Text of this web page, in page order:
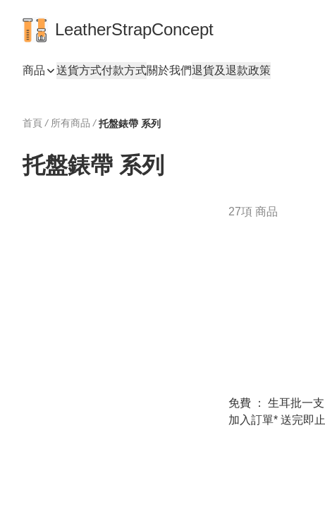
LeatherStrapConcept
商品 送貨方式付款方式關於我們退貨及退款政策
首頁 / 所有商品 / 托盤錶帶 系列
托盤錶帶 系列
27項 商品
免費 ： 生耳批一支 *下單時需要
加入訂單* 送完即止